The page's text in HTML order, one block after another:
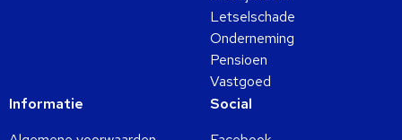
Letselschade
Onderneming
Pensioen
Vastgoed
Informatie
Social